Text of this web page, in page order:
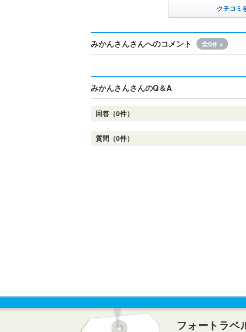
クチコミ
みかんさんさんへのコメント 全0件 »
みかんさんさんのQ＆A
回答（0件）
質問（0件）
フォートラベ